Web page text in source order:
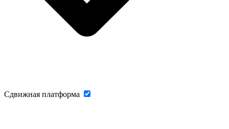
Сдвижная платформа